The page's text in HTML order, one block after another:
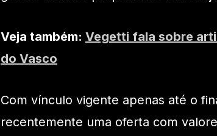
Veja também: Vegetti fala sobre
do Vasco
Com vínculo vigente apenas até o
recentemente uma oferta com